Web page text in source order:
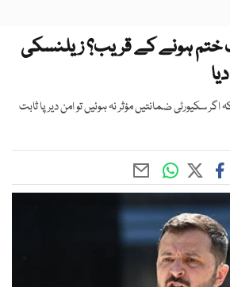
ہونے کے قریب؟ زیلنسکی
سکیورٹی ضمانتیں مؤثر نہ ہوئیں تو امن دیرپا ثابت